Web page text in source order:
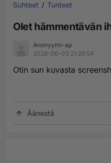
Suhteet Tunteet
Olet hämmentävän
Anonyymi-ap
2026-06-03 21:29:54
Otin sun kuvasta
Äänestä